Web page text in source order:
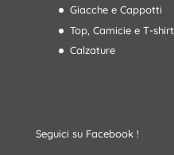
Giacche e Cappotti
Top, Camicie e T-shirt
Calzature
Seguici su Facebook !